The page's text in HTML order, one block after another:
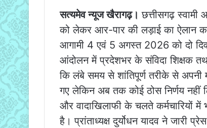
सत्यमेव न्यूज खैरागढ़। छत्तीसगढ़ स्वामी
को लेकर आर-पार की लड़ाई का ऐलान
आगामी 4 एवं 5 अगस्त 2026 को दो
आंदोलन में प्रदेशभर के संविदा शिक्षक
कि लंबे समय से शांतिपूर्ण तरीके से
गए लेकिन अब तक कोई ठोस निर्णय नहीं
और वादाखिलाफी के चलते कर्मचारियों
है। प्रांताध्यक्ष दुर्योधन यादव ने जारी